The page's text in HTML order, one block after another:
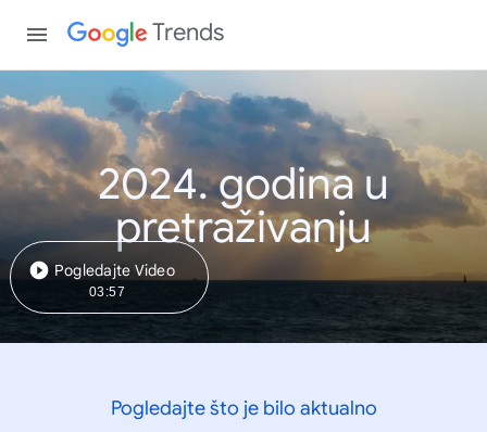
Trends
2024. godina u
pretraživanju
Pogledajte Video
03:57
Pogledajte što je bilo aktualno